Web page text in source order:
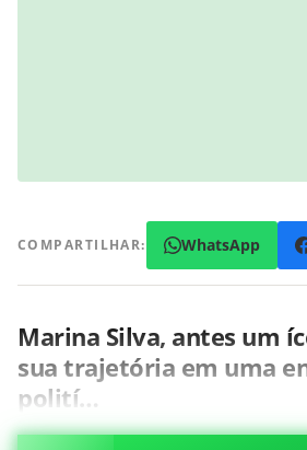
COMPARTILHAR: WhatsApp
Marina Silva, antes um
sua trajetória em uma
polití…